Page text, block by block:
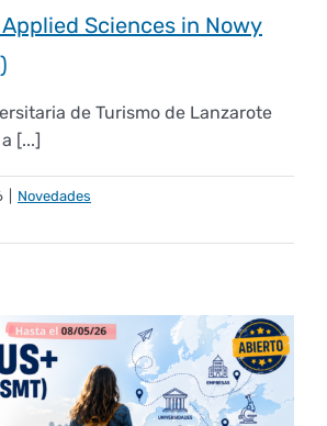
Sciences in Nowy
de Turismo de Lanzarote
[...]
Novedades